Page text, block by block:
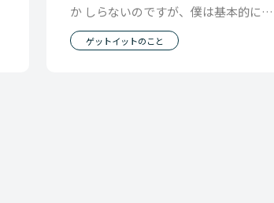
か しらないのですが、僕は基本的に前
任者のやりかたを ただそのまま引き継
ぐ引継ぎは嫌い
ゲットイットのこと